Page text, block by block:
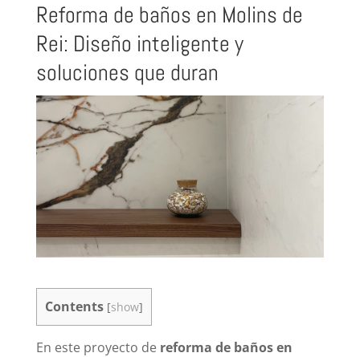
Reforma de baños en Molins de
Rei: Diseño inteligente y
soluciones que duran
Contents [show]
En este proyecto de reforma de baños en